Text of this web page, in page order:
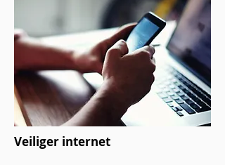
Veiliger internet